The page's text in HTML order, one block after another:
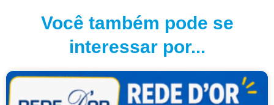
Você também pode se
interessar por...